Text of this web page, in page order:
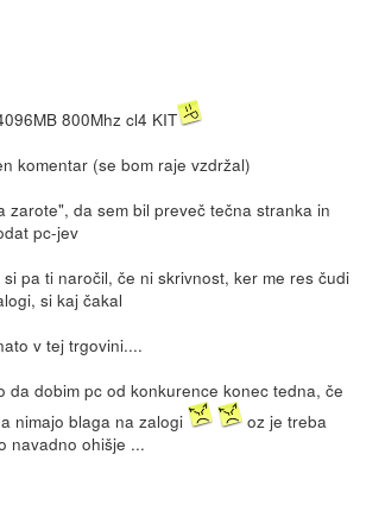
800Mhz cl4 KIT
komentar (se bom raje vzdržal)
zarote", da sem bil preveč tečna stranka in
pc-jev
pa ti naročil, če ni skrivnost, ker me res čudi
si kaj čakal
v tej trgovini....
da dobim pc od konkurence konec tedna, če
nimajo blaga na zalogi
oz je treba
navadno ohišje ...